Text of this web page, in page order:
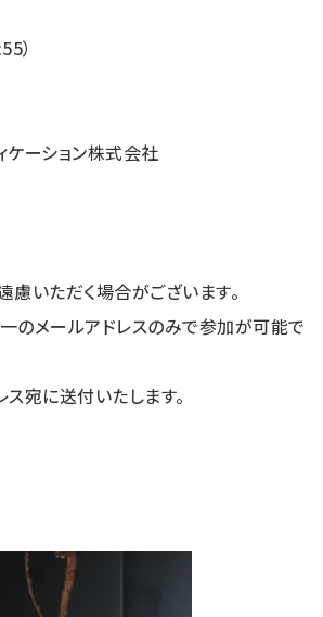
）
ケーション株式会社
慮いただく場合がございます。
のメールアドレスのみで参加が可能で
宛に送付いたします。